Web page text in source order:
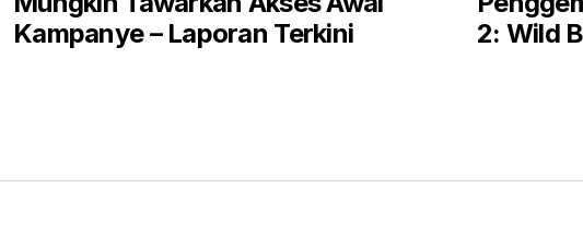
Kampanye – Laporan Terkini
2: Wild